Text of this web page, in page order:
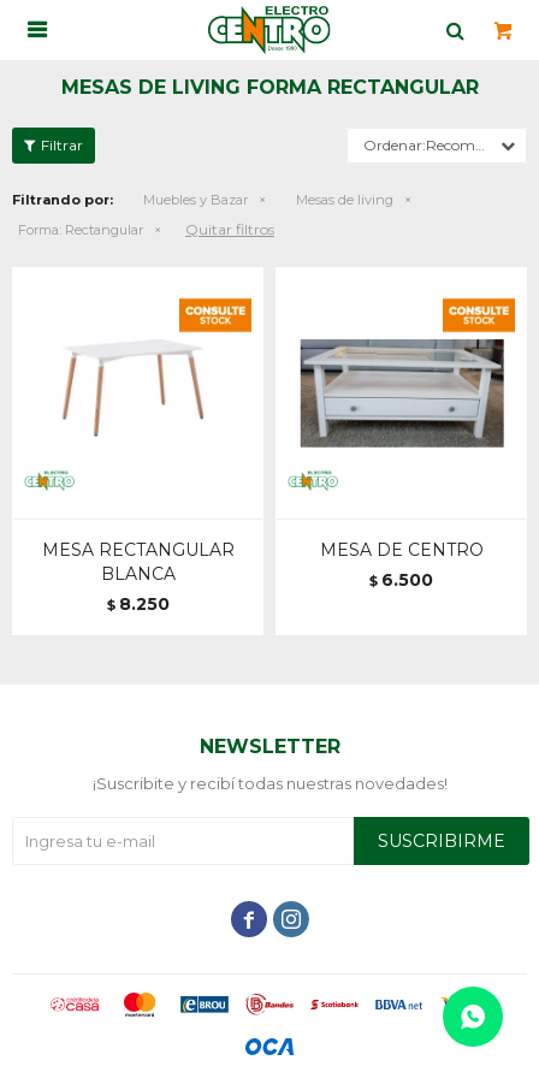

MESAS DE LIVING FORMA RECTANGULAR
Recomendados
Filtrando por: Muebles y Bazar
Mesas de living
Forma: Rectangular Quitar filtros
MESA RECTANGULAR
BLANCA
$ 8.250
MESA DE CENTRO
$ 6.500
NEWSLETTER
¡Suscribite y recibí todas nuestras novedades!
SUSCRIBIRME
 